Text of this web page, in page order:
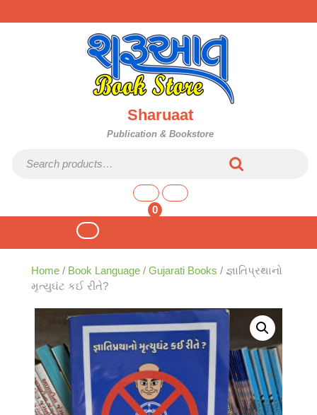
to
Sharuaat
Publication & Bookstore
0
shopping
Open
Button
Home / Book Language / Gujarati Books / જ્ઞાતિપ્રથાનો
મૃત્યુઘંટ કઈ રીતે?